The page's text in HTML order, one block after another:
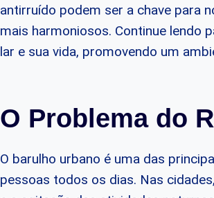
antirruído podem ser a chave para
mais harmoniosos. Continue lendo
lar e sua vida, promovendo um
O Problema do
O barulho urbano é uma das
pessoas todos os dias. Nas